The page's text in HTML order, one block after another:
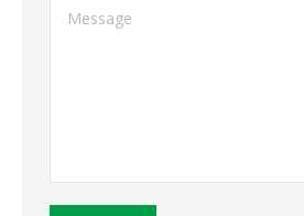
Message